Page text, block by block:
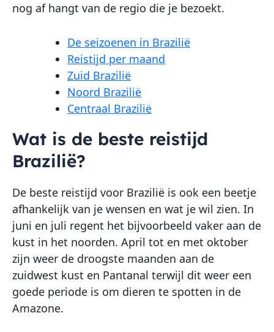
nog af hangt van de regio die je bezoekt.
De seizoenen in Brazilië
Reistijd per maand
Zuid Brazilië
Noord Brazilië
Centraal Brazilië
Wat is de beste reistijd
Brazilië?
De beste reistijd voor Brazilië is ook een beetje
afhankelijk van je wensen en wat je wil zien. In
juni en juli regent het bijvoorbeeld vaker aan de
kust in het noorden. April tot en met oktober
zijn weer de droogste maanden aan de
zuidwest kust en Pantanal terwijl dit weer een
goede periode is om dieren te spotten in de
Amazone.